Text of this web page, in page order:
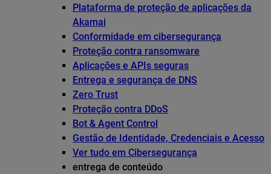
Plataforma de proteção de aplicações da
Akamai
Conformidade em cibersegurança
Proteção contra ransomware
Aplicações e APIs seguras
Entrega e segurança de DNS
Zero Trust
Proteção contra DDoS
Bot & Agent Control
Gestão de Identidade, Credenciais e Acesso
Ver tudo em Cibersegurança
entrega de conteúdo